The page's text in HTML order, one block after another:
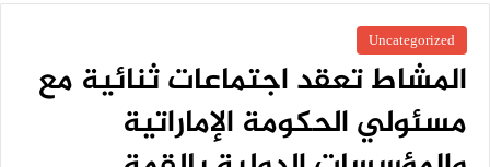
Uncategorized
المشاط تعقد اجتماعات ثنائية مع
مسئولي الحكومة الإماراتية